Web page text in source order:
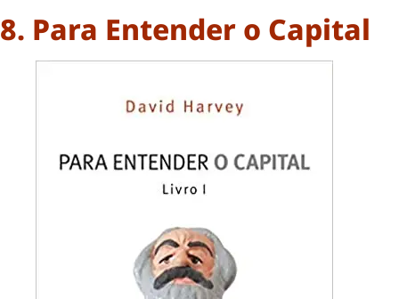
8. Para Entender o Capital